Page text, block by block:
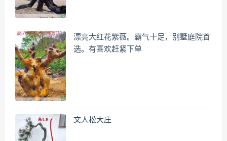
漂亮大红花紫薇。霸气十足，别墅庭院首
选。有喜欢赶紧下单
文人松大庄